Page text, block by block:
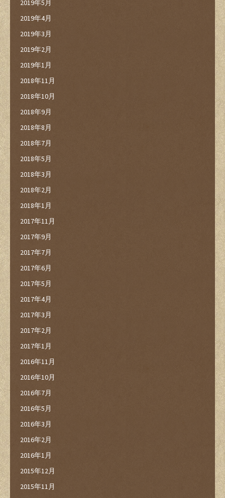
2019年5月
2019年4月
2019年3月
2019年2月
2019年1月
2018年11月
2018年10月
2018年9月
2018年8月
2018年7月
2018年5月
2018年3月
2018年2月
2018年1月
2017年11月
2017年9月
2017年7月
2017年6月
2017年5月
2017年4月
2017年3月
2017年2月
2017年1月
2016年11月
2016年10月
2016年7月
2016年5月
2016年3月
2016年2月
2016年1月
2015年12月
2015年11月